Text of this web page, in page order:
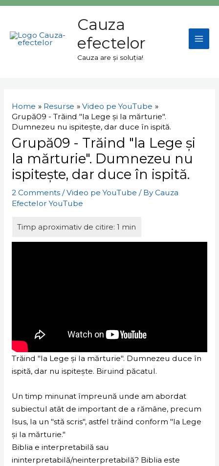
Skip
content
Cauza
efectelor
Cauza are și soluția!
Home Resurse
Video pe YouTube
Grupă09 - Trăind "la Lege și la mărturie".
Dumnezeu nu ispitește, dar duce în ispită.
Grupă09 - Trăind "la Lege și
la mărturie". Dumnezeu nu
ispitește, dar duce în ispită.
2 Comments /Video pe YouTube / ByCauza
Efectelor YouTube
Trăind "la Lege și la mărturie". Dumnezeu duce în
ispită, dar nu ispitește. Biruind păcatul.
Un timp minunat împreună unde am abordat
subiectul atât de important de a rămâne, precum
Isus, la un "stă scris", astfel trăind conform "la Lege
și la mărturie."
Biblia e interpretabilă sau
ininterpretabilă/neinterpretabilă? Biblia este
articole